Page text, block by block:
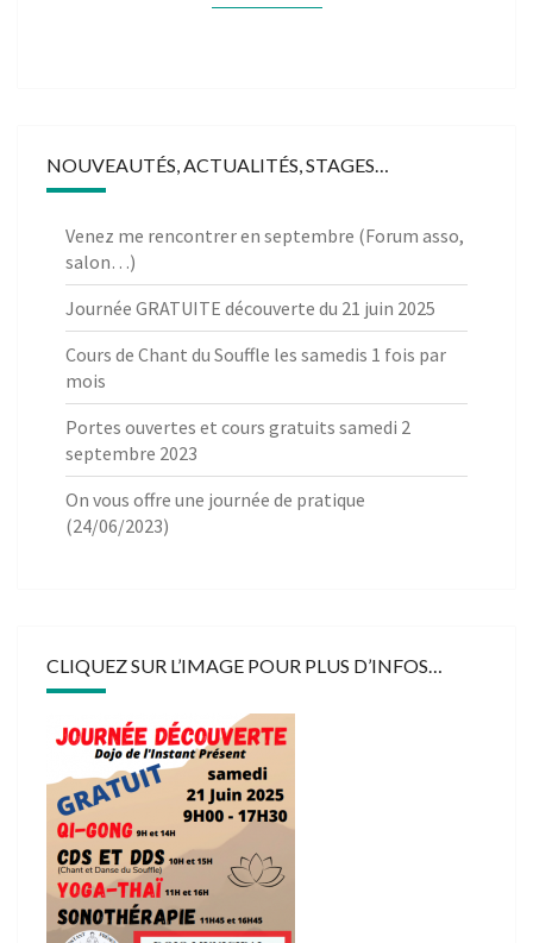
NOUVEAUTÉS, ACTUALITÉS, STAGES…
Venez me rencontrer en septembre (Forum asso,
salon…)
Journée GRATUITE découverte du 21 juin 2025
Cours de Chant du Souffle les samedis 1 fois par
mois
Portes ouvertes et cours gratuits samedi 2
septembre 2023
On vous offre une journée de pratique
(24/06/2023)
CLIQUEZ SUR L’IMAGE POUR PLUS D’INFOS…